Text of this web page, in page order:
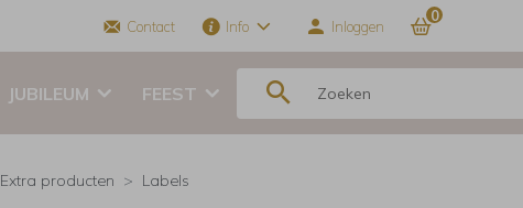
Contact Info Inloggen
0
JUBILEUM FEEST
Extra producten Labels